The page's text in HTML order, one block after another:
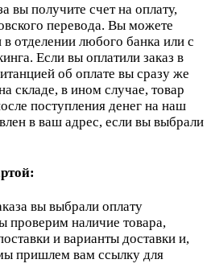
вы получите счет на оплату,
перевода. Вы можете
отделении любого банка или с
Если вы оплатили заказ в
об оплате вы сразу же
складе, в ином случае, товар
поступления денег на наш
в ваш адрес, если вы выбрали
вы выбрали оплату
проверим наличие товара,
и варианты доставки и,
пришлем вам ссылку для